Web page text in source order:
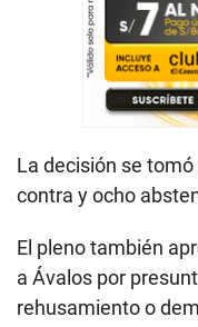
La decisión se
contra y ocho
El pleno también
a Ávalos por
rehusamiento o